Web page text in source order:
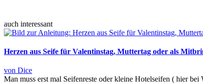
auch interessant
Herzen aus Seife für Valentinstag, Muttertag oder als
von Dice
Man muss erst mal Seifenreste oder kleine Hotelseifen ( hier